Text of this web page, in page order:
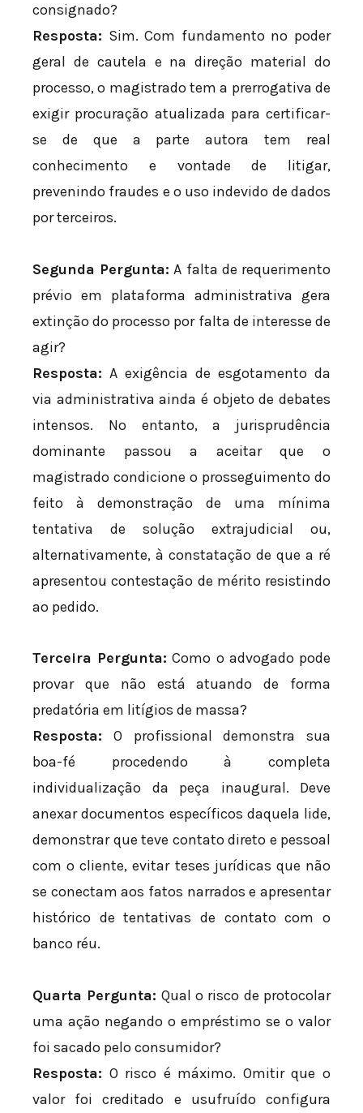
consignado?
Resposta: Sim. Com fundamento no poder
geral de cautela e na direção material do
processo, o magistrado tem a prerrogativa de
exigir procuração atualizada para certificar-
se de que a parte autora tem real
conhecimento e vontade de litigar,
prevenindo fraudes e o uso indevido de dados
por terceiros.
Segunda Pergunta: A falta de requerimento
prévio em plataforma administrativa gera
extinção do processo por falta de interesse de
agir?
Resposta: A exigência de esgotamento da
via administrativa ainda é objeto de debates
intensos. No entanto, a jurisprudência
dominante passou a aceitar que o
magistrado condicione o prosseguimento do
feito à demonstração de uma mínima
tentativa de solução extrajudicial ou,
alternativamente, à constatação de que a ré
apresentou contestação de mérito resistindo
ao pedido.
Terceira Pergunta: Como o advogado pode
provar que não está atuando de forma
predatória em litígios de massa?
Resposta: O profissional demonstra sua
boa-fé procedendo à completa
individualização da peça inaugural. Deve
anexar documentos específicos daquela lide,
demonstrar que teve contato direto e pessoal
com o cliente, evitar teses jurídicas que não
se conectam aos fatos narrados e apresentar
histórico de tentativas de contato com o
banco réu.
Quarta Pergunta: Qual o risco de protocolar
uma ação negando o empréstimo se o valor
foi sacado pelo consumidor?
Resposta: O risco é máximo. Omitir que o
valor foi creditado e usufruído configura